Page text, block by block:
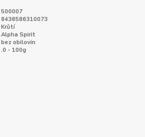
500007
8436586310073
Krůtí
Alpha Spirit
bez obilovin
.0 - 100g